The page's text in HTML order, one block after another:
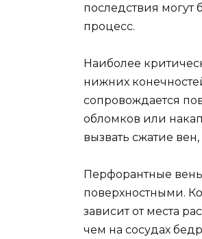
последствия могут
процесс.
Наиболее
нижних
сопровождается
обломков или
вызвать сжатие
Перфорантные
поверхностными.
зависит от места
чем на сосудах